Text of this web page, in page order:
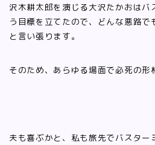
沢木耕太郎を演じる大沢たかおはバ
う目標を立てたので、どんな悪路で
と言い張ります。
そのため、あらゆる場面で必死の形
夫も喜ぶかと、私も旅先でバスター